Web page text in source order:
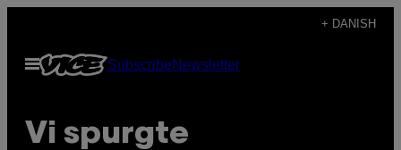
indhold
+ DANISH
Åbn
Menu
SubscribeNewsletter
Vi spurgte